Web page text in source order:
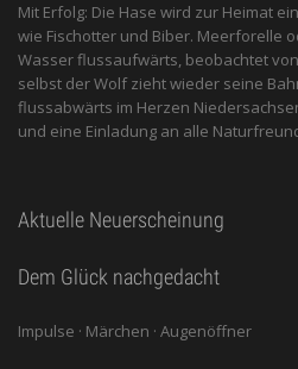
Mit Erfolg: Die Hase wird zur Heimat
wie Fischotter und Biber. Meerforelle
Wasser flussaufwärts, beobachtet
selbst der Wolf zieht wieder seine
flussabwärts im Herzen
und eine Einladung an alle
Aktuelle Neuerscheinung
Dem Glück nachgedacht
Impulse · Märchen · Augenöffner